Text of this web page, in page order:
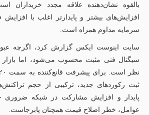
بالقوه نشان‌دهنده علاقه مجدد خریداران
افزایش‌های بیشتر و پایدارتر اغلب با افزایش
سرمایه مداوم همراه است.
سیگنال فنی مثبت محسوب می‌شود، اما بازار
ثبت رکوردهای جدید، ترکیبی از حجم
پایدار و افزایش مشارکت در شبکه ضروری
عوامل، خطر اصلاح قیمت همچنان پابرجاست.